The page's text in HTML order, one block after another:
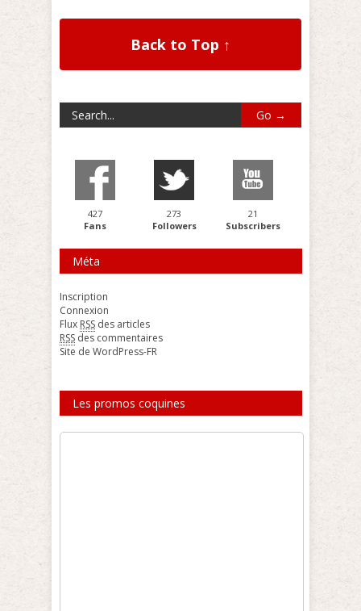
Back to Top ↑
427
Fans
273
Followers
21
Subscribers
Méta
Inscription
Connexion
Flux RSS des articles
RSS des commentaires
Site de WordPress-FR
Les promos coquines